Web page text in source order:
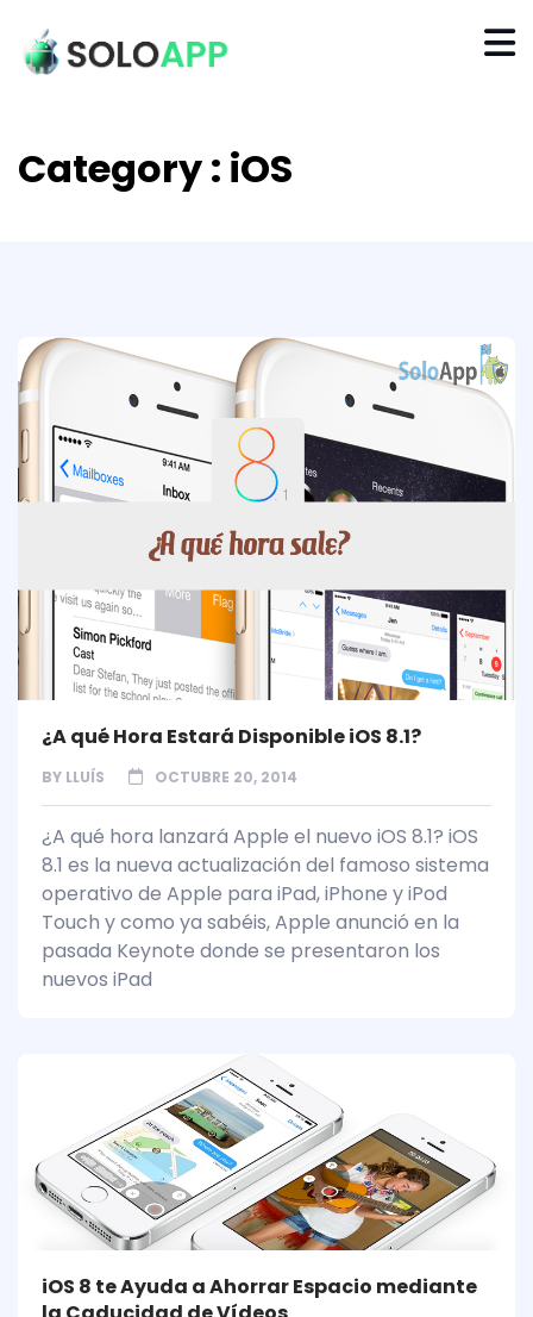
Category : iOS
¿A qué Hora Estará Disponible iOS 8.1?
BY LLUÍS OCTUBRE 20, 2014
¿A qué hora lanzará Apple el nuevo iOS 8.1? iOS
8.1 es la nueva actualización del famoso sistema
operativo de Apple para iPad, iPhone y iPod
Touch y como ya sabéis, Apple anunció en la
pasada Keynote donde se presentaron los
nuevos iPad
iOS 8 te Ayuda a Ahorrar Espacio mediante